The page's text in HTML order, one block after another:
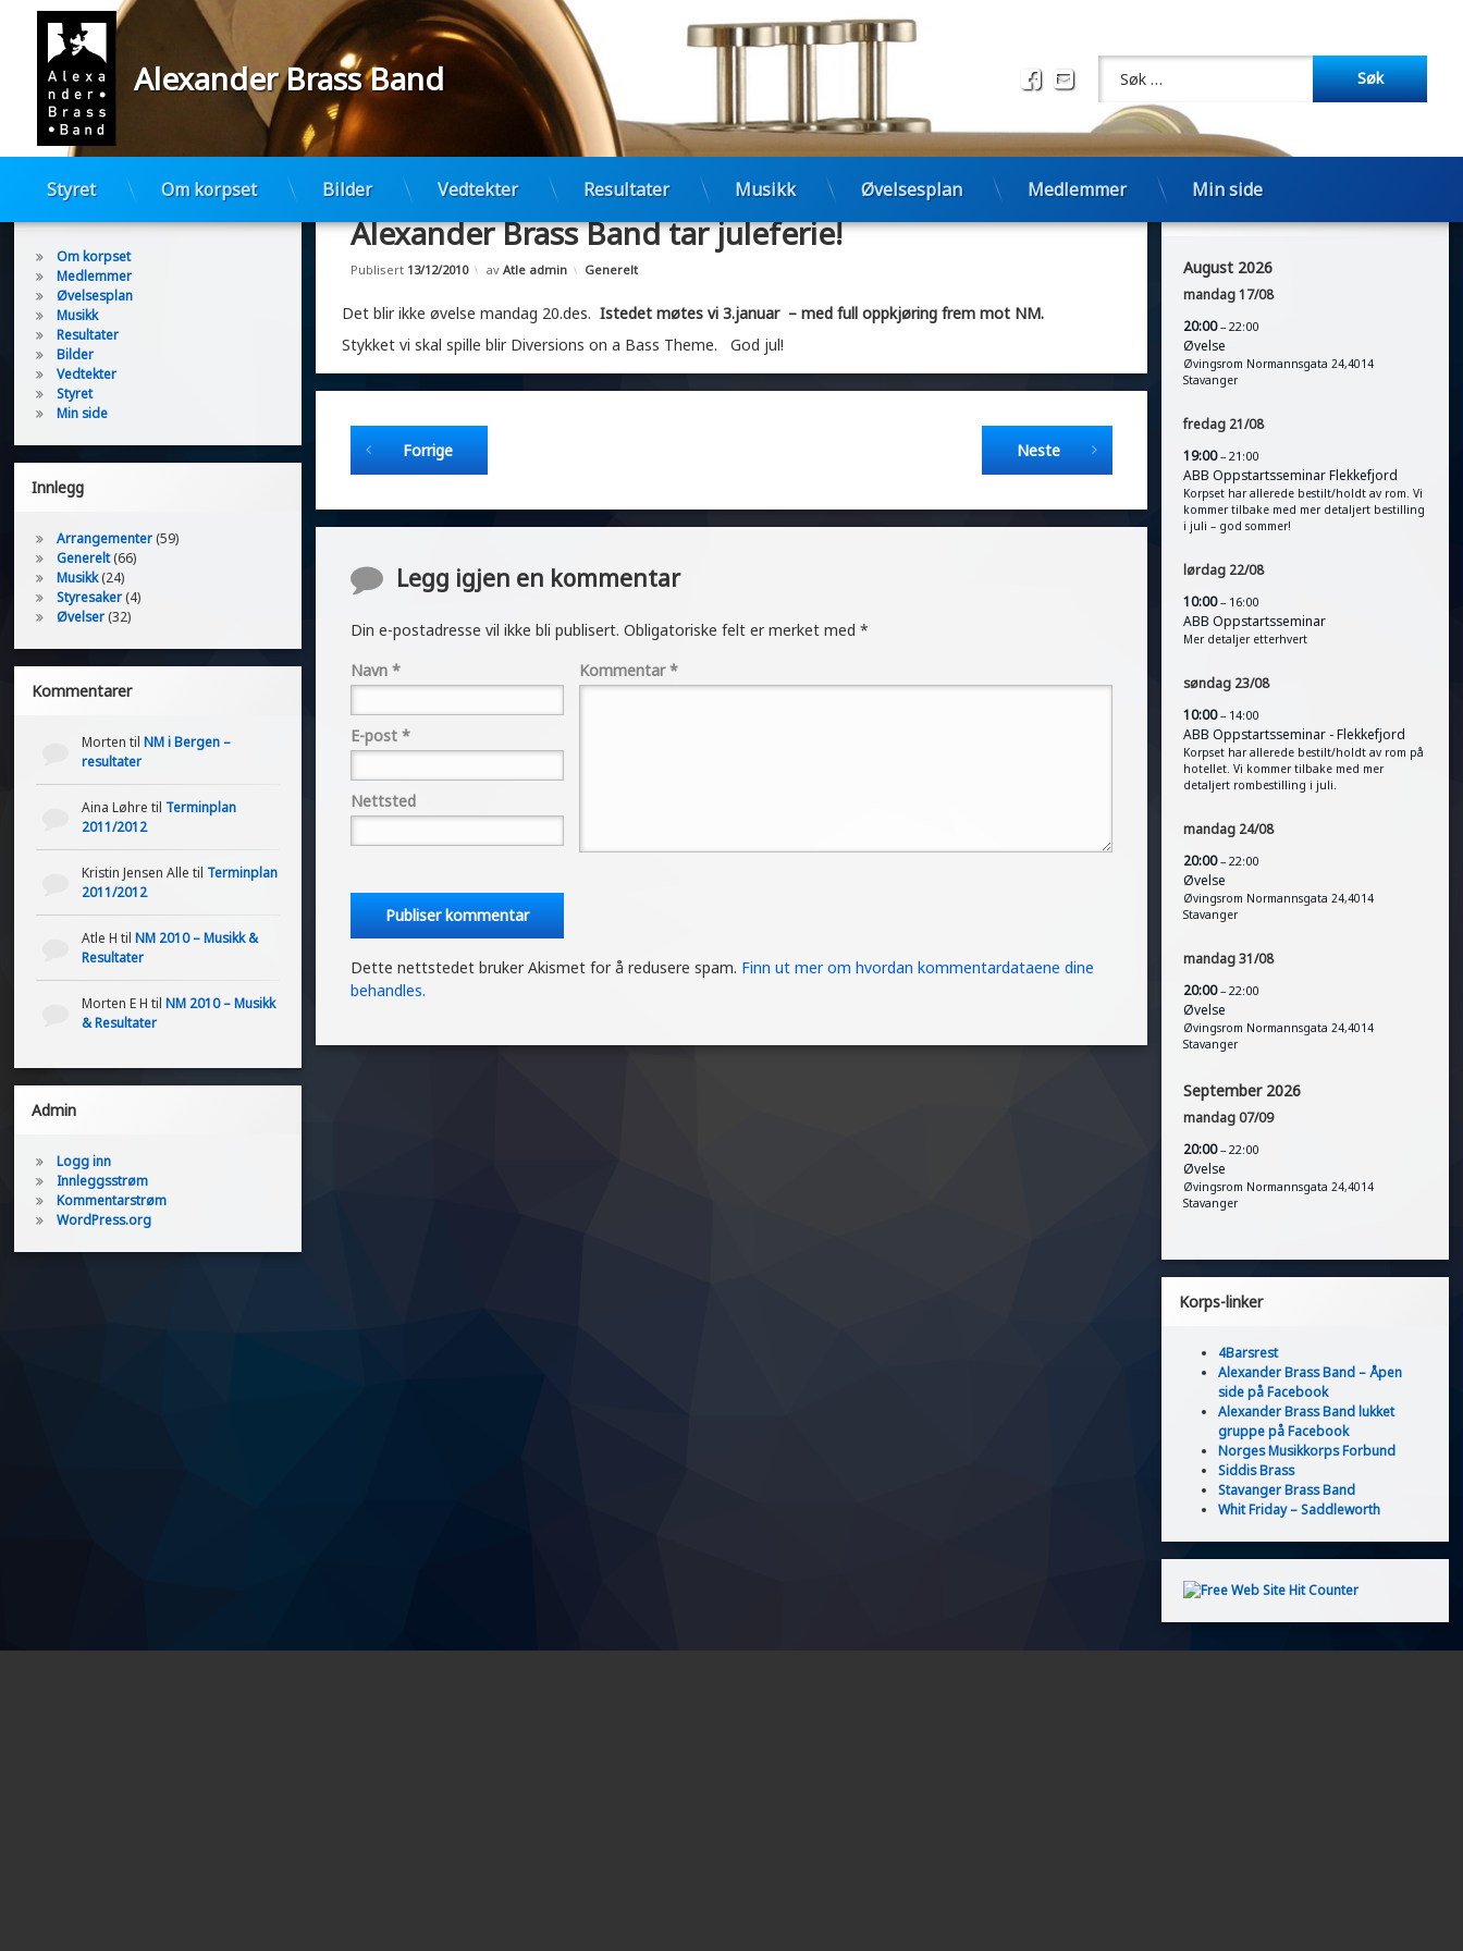
Alexander Brass Band Facebook
E-post
Søk etter:
Styret Om korpset Bilder Vedtekter Resultater Musikk Øvelsesplan Medlemmer Min side
Alexander Brass Band tar juleferie!
Publisert 13/12/2010
Oppdatert 11/01/2011
avAtle admin Kategorier:
Generelt
Det blir ikke øvelse mandag 20.des.Istedet møtes vi 3.januar – med full oppkjøring frem mot NM.
Stykket vi skal spille blir Diversions on a Bass Theme. God jul!
Fortsett å lese
Forrige Neste
Kommentarer
Legg igjen en kommentar
Din e-postadresse vil ikke bli publisert. Obligatoriske felt er merket med*
Kommentar*
Navn*
E-post*
Nettsted
Dette nettstedet bruker Akismet for å redusere spam. Finn ut mer om hvordan kommentardataene dine
behandles.
Sider
Om korpset
Medlemmer
Øvelsesplan
Musikk
Resultater
Bilder
Vedtekter
Styret
Min side
Innlegg
Arrangementer (59)
Generelt(66)
Musikk(24)
Styresaker (4)
Øvelser (32)
Kommentarer
Morten tilNM i Bergen –
resultater
Aina Løhre til Terminplan
2011/2012
Kristin Jensen Alle til Terminplan
2011/2012
Atle H tilNM 2010 – Musikk &
Resultater
Morten E H tilNM 2010 – Musikk
& Resultater
Admin
Logg inn
Innleggsstrøm
Kommentarstrøm
WordPress.org
August 2026
mandag17/08
20:00– 22:00
Øvelse
Øvingsrom Normannsgata 24,4014
Stavanger
fredag 21/08
19:00– 21:00
ABB Oppstartsseminar Flekkefjord
Korpset har allerede bestilt/holdt av rom. Vi
kommer tilbake med mer detaljert bestilling
i juli – god sommer!
lørdag 22/08
10:00– 16:00
ABB Oppstartsseminar
Mer detaljer etterhvert
søndag 23/08
10:00– 14:00
ABB Oppstartsseminar - Flekkefjord
Korpset har allerede bestilt/holdt av rom på
hotellet. Vi kommer tilbake med mer
detaljert rombestilling i juli.
mandag 24/08
20:00– 22:00
Øvelse
Øvingsrom Normannsgata 24,4014
Stavanger
mandag31/08
20:00– 22:00
Øvelse
Øvingsrom Normannsgata 24,4014
Stavanger
September 2026
mandag07/09
20:00– 22:00
Øvelse
Øvingsrom Normannsgata 24,4014
Stavanger
Korps-linker
4Barsrest
Alexander Brass Band – Åpen
side på Facebook
Alexander Brass Band lukket
gruppe på Facebook
Norges Musikkorps Forbund
Siddis Brass
Stavanger Brass Band
Whit Friday – Saddleworth